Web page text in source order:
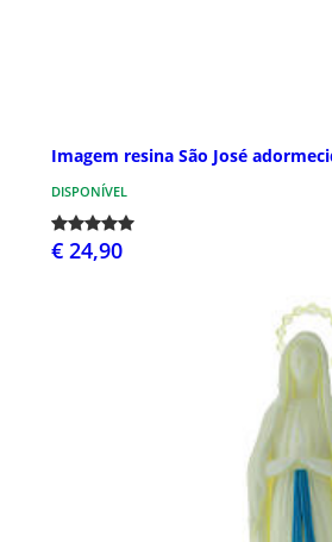
Imagem resina São José
DISPONÍVEL
€ 24,90